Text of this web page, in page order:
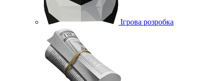
Ігрова розробка